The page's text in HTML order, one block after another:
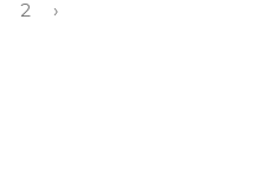
2 ›